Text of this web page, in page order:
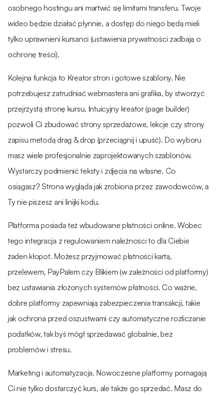
osobnego hostingu ani martwić się limitami transferu. Twoje
wideo będzie działać płynnie, a dostęp do niego będą mieli
tylko uprawnieni kursanci (ustawienia prywatności zadbają o
ochronę treści).
Kolejna funkcja to Kreator stron i gotowe szablony. Nie
potrzebujesz zatrudniać webmastera ani grafika, by stworzyć
przejrzystą stronę kursu. Intuicyjny kreator (page builder)
pozwoli Ci zbudować strony sprzedażowe, lekcje czy strony
zapisu metodą drag & drop (przeciągnij i upuść). Do wyboru
masz wiele profesjonalnie zaprojektowanych szablonów.
Wystarczy podmienić teksty i zdjęcia na własne. Co
osiągasz? Strona wygląda jak zrobiona przez zawodowców, a
Ty nie piszesz ani linijki kodu.
Platforma posiada też wbudowane płatności online. Wobec
tego integracja z regulowaniem należności to dla Ciebie
żaden kłopot. Możesz przyjmować płatności kartą,
przelewem, PayPalem czy Blikiem (w zależności od platformy)
bez ustawiania złożonych systemów płatności. Co ważne,
dobre platformy zapewniają zabezpieczenia transakcji, takie
jak ochrona przed oszustwami czy automatyczne rozliczanie
podatków, tak byś mógł sprzedawać globalnie, bez
problemów i stresu.
Marketing i automatyzacja. Nowoczesne platformy pomagają
Ci nie tylko dostarczyć kurs, ale także go sprzedać. Masz do